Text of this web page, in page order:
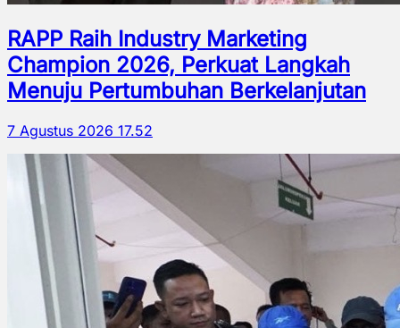
RAPP Raih Industry Marketing
Champion 2026, Perkuat Langkah
Menuju Pertumbuhan Berkelanjutan
7 Agustus 2026 17.52